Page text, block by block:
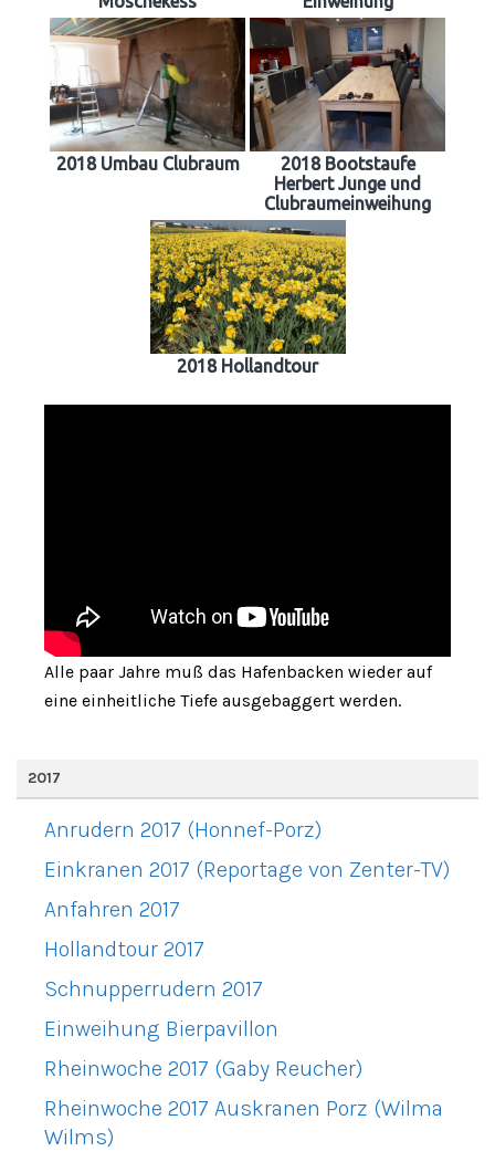
2018 Umbau Clubraum
2018 Bootstaufe
Herbert Junge und
Clubraumeinweihung
2018 Hollandtour
Alle paar Jahre muß das Hafenbacken wieder auf
eine einheitliche Tiefe ausgebaggert werden.
2017
Anrudern 2017 (Honnef-Porz)
Einkranen 2017 (Reportage von Zenter-TV)
Anfahren 2017
Hollandtour 2017
Schnupperrudern 2017
Einweihung Bierpavillon
Rheinwoche 2017 (Gaby Reucher)
Rheinwoche 2017 Auskranen Porz (Wilma
Wilms)